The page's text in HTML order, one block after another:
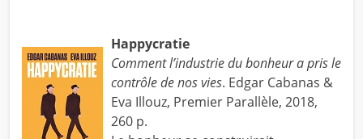
Happycratie
Comment l’industrie du bonheur a pris le
contrôle de nos vies. Edgar Cabanas &
Eva Illouz, Premier Parallèle, 2018,
260 p.